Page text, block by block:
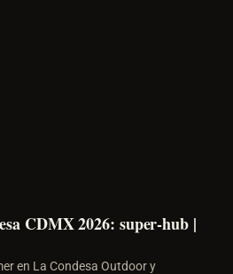
CDMX 2026: super-hub |
en La Condesa Outdoor y